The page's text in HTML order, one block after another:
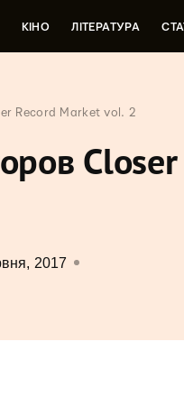
КІНО ЛІТЕРАТУРА
Record Market vol. 2
2017